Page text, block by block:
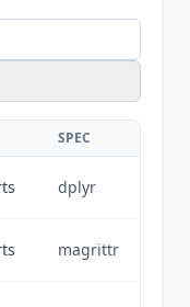
SPEC
dplyr
magrittr